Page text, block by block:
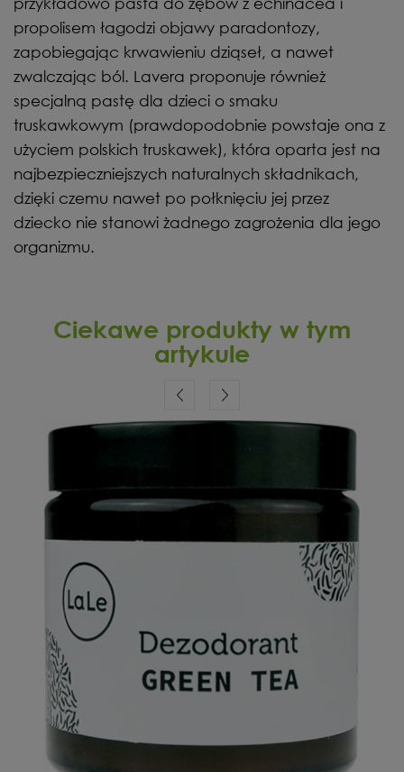
propolisem łagodzi objawy paradontozy,
zapobiegając krwawieniu dziąseł, a nawet
zwalczając ból. Lavera proponuje również
specjalną pastę dla dzieci o smaku
truskawkowym (prawdopodobnie powstaje ona z
użyciem polskich truskawek), która oparta jest na
najbezpieczniejszych naturalnych składnikach,
dzięki czemu nawet po połknięciu jej przez
dziecko nie stanowi żadnego zagrożenia dla jego
organizmu.
Ciekawe produkty w tym
artykule